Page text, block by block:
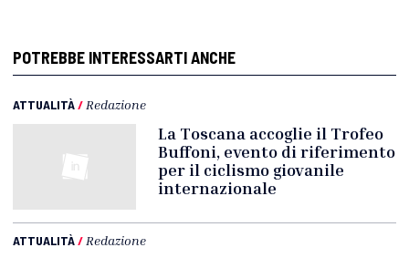
POTREBBE INTERESSARTI ANCHE
ATTUALITÀ/ Redazione
La Toscana accoglie il Trofeo
Buffoni, evento di riferimento
per il ciclismo giovanile
internazionale
ATTUALITÀ/ Redazione